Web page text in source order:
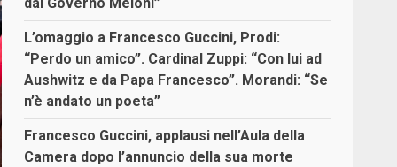
L’omaggio a Francesco Guccini, Prodi:
“Perdo un amico”. Cardinal Zuppi: “Con lui ad
Aushwitz e da Papa Francesco”. Morandi: “Se
n’è andato un poeta”
Francesco Guccini, applausi nell’Aula della
Camera dopo l’annuncio della sua morte